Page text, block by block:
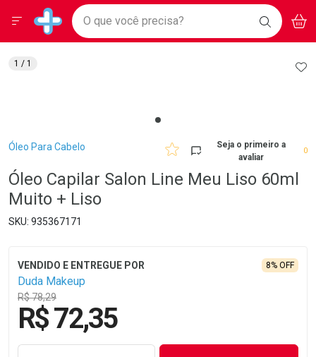
Drogarias Pacheco
Baixe nosso APP e aproveite Ofertas Exclusivas!
BAIXE
O APP
Ir direto para a home
pela página
Ir direto para o conteúdo
Ir direto para a busca
Ir direto para a conta
Faça a sua busca
O que você precisa? BUSCAR
Menu
Breadcrumb
Óleo Para Cabelo
Seja o primeiro a
avaliar
0
Óleo Capilar Salon Line Meu Liso 60ml
Muito + Liso
935367171
Duda Makeup
R$ 78,29
8% OFF
R$ 72,35
1 / 1